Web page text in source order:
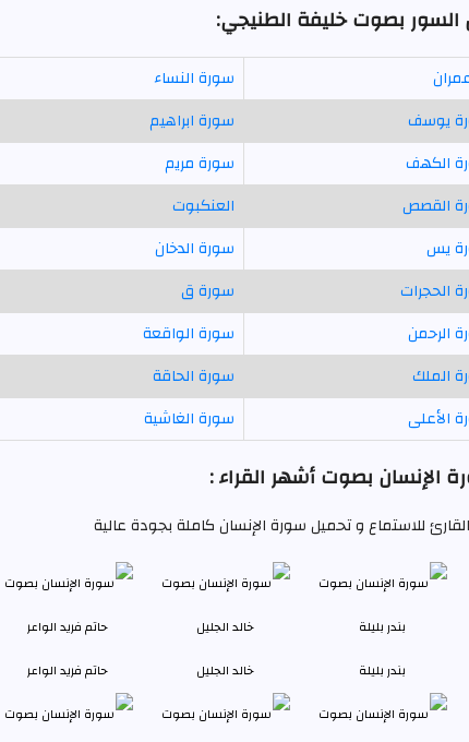
السور بصوت خليفة الطنيجي:
سورة النساء
يوسف
سورة ابراهيم
الكهف
سورة مريم
القصص
العنكبوت
يس
سورة الدخان
الحجرات
سورة ق
الرحمن
سورة الواقعة
الملك
سورة الحاقة
الأعلى سورة الغاشية
الإنسان بصوت أشهر القراء :
القارئ للاستماع و تحميل سورة الإنسان كاملة بجودة عالية
بندر بليلة خالد الجليل حاتم فريد الواعر